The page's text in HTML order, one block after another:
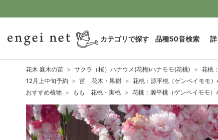
カテゴリで探す 品種50音検索
花木 庭木の苗 サクラ（桜）ハナウメ(花梅)ハナモモ(花桃)
花桃
12月上中旬予約
苗 花木・果樹
花桃：源平桃（ゲンペイモモ）
おすすめ植物
もも 花桃・実桃 花桃：源平桃（ゲンペイモモ）